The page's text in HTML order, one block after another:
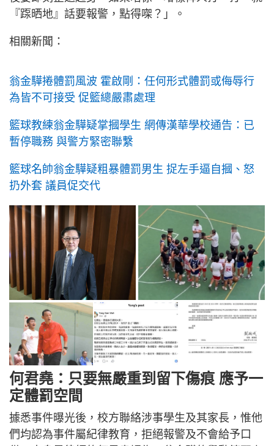
『𨂽晒地』話要報警，點得㗎？」。
相關新聞：
翁金驊捲體罰風波 霍啟剛：任何形式體罰或侮辱行
為皆不可接受 促籃總嚴肅處理
籃球教練翁金驊疑掌摑學生 網傳漢華學校通告：已
暫停職務 與警方緊密聯繫
籃球名帥翁金驊疑粗暴體罰男生 捉左手逼自摑、怒
扔外套 議員促交代
何君堯：只要無嚴重到留下傷痕 應予一
定體罰空間
據悉事件曝光後，校方聯絡涉事學生及其家長，惟他
們均認為事件屬紀律教育，拒絕報警及不會給予口